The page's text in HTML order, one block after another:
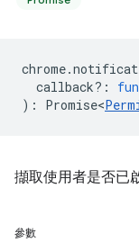
chrome.
callback? :
) : Promise<
擷取使用者是否已
參數